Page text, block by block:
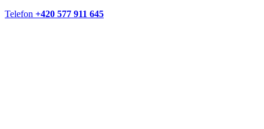
Telefon +420 577 911 645